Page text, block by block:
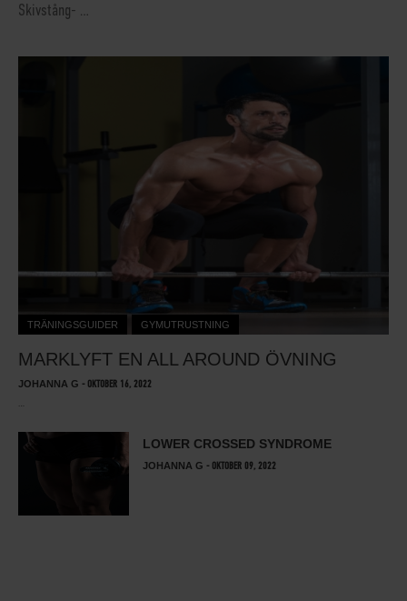
Skivstång- …
TRÄNINGSGUIDER GYMUTRUSTNING
MARKLYFT EN ALL AROUND ÖVNING
JOHANNA G - OKTOBER 16, 2022
LOWER CROSSED SYNDROME
JOHANNA G - OKTOBER 09, 2022